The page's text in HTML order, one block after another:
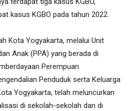
kasus KGBO pada tahun 2022.
Kota Yogyakarta, melalui Unit
Anak (PPA) yang berada di
Perempuan
Penduduk serta Keluarga
Yogyakarta, telah meluncurkan
di sekolah-sekolah dan di